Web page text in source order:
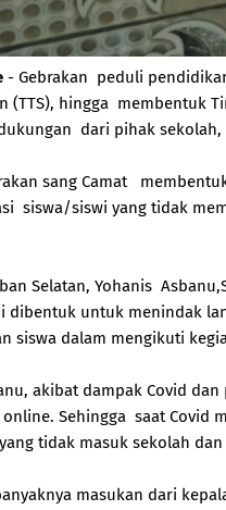
- Gebrakan peduli
(TTS), hingga membentuk
dari pihak sekolah,
sang Camat
siswa/siswi yang tidak
Selatan, Yohanis
dibentuk untuk menindak
siswa dalam mengikuti
akibat dampak Covid
online. Sehingga saat Covid
tidak masuk sekolah
masukan dari